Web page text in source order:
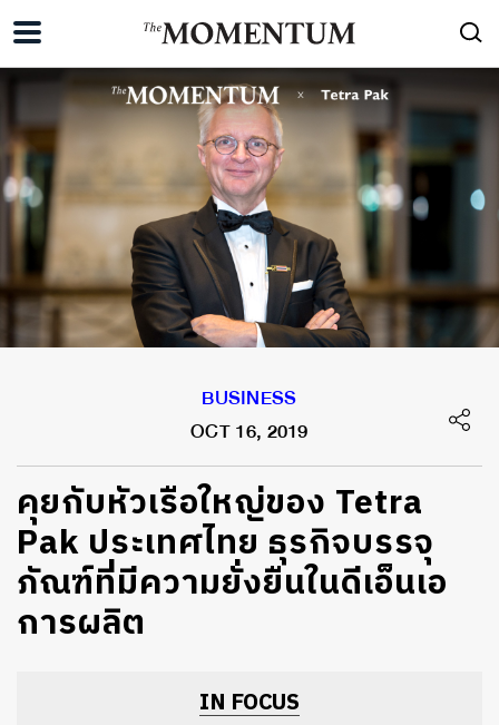
BUSINESS
OCT 16, 2019
คุยกับหัวเรือใหญ่ของ Tetra
Pak ประเทศไทย ธุรกิจบรรจุ
ภัณฑ์ที่มีความยั่งยืนในดีเอ็นเอ
การผลิต
IN FOCUS